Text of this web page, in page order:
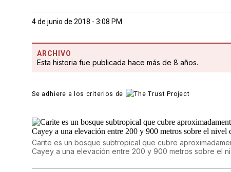
4 de junio de 2018 - 3:08 PM
ARCHIVO
Esta historia fue publicada hace más de 8 años.
Se adhiere a los criterios de
Carite es un bosque subtropical que cubre
Cayey a una elevación entre 200 y 900 metros sobre el